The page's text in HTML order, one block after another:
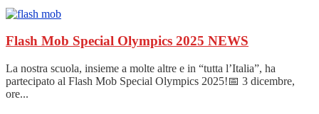
Flash Mob Special Olympics 2025 NEWS
La nostra scuola, insieme a molte altre e in “tutta l’Italia”, ha
partecipato al Flash Mob Special Olympics 2025!📅 3 dicembre,
ore...